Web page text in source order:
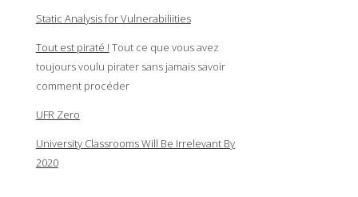
Static Analysis for Vulnerabiliities
Tout est piraté ! Tout ce que vous avez
toujours voulu pirater sans jamais savoir
comment procéder
UFR Zero
University Classrooms Will Be Irrelevant By
2020